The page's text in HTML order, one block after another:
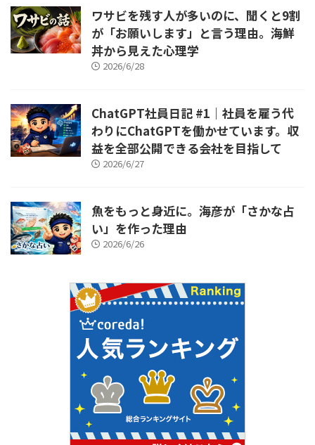
ワサビを残す人が多いのに、聞くと9割
が「お願いします」と言う理由。海鮮
丼から見えた心理学
2026/6/28
ChatGPT社員日記 #1｜社員を雇う代
わりにChatGPTを働かせています。収
益を全部公開できる会社を目指して
2026/6/27
魚をもっと身近に。海彦が「さかな占
い」を作った理由
2026/6/26